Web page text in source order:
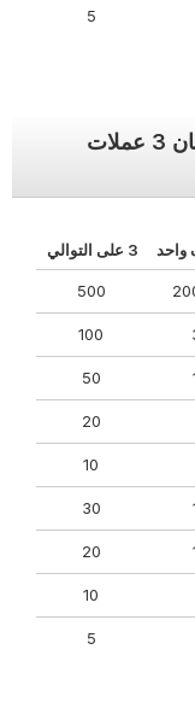
جدول دفع Blazing Sevens — رهان 3 عملات
500
100
50
20
10
30
20
10